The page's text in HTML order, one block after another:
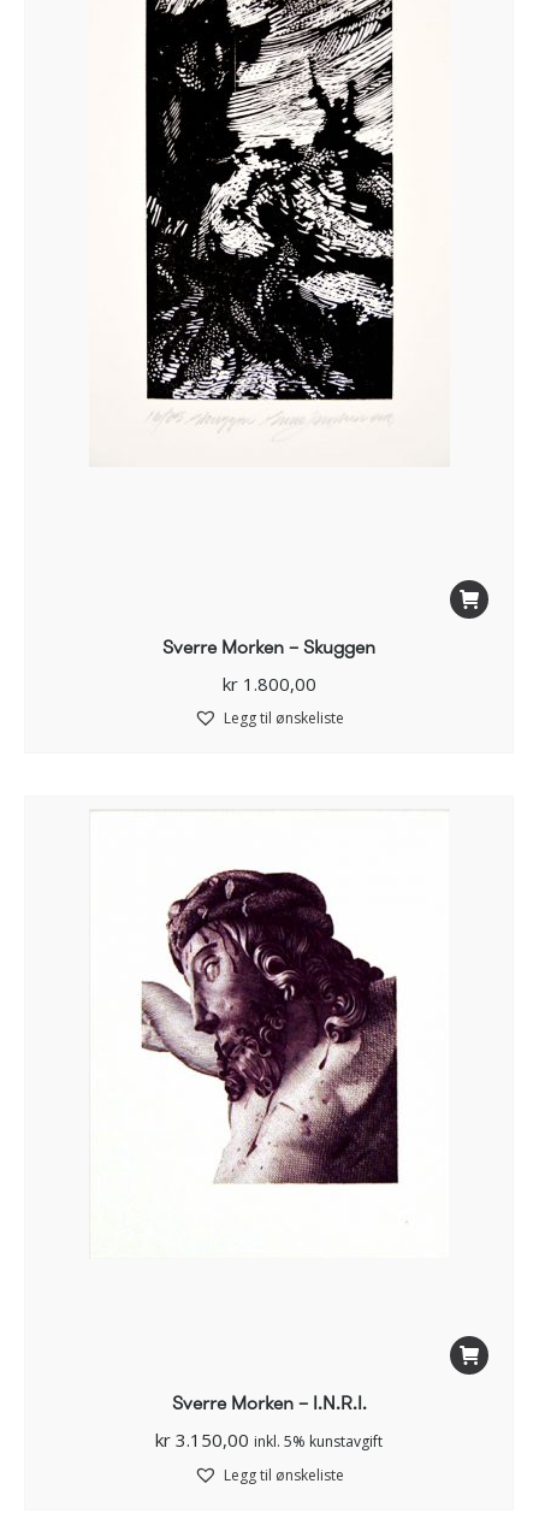
Sverre Morken – Skuggen
kr1.800,00
Legg til ønskeliste
Sverre Morken – I.N.R.I.
kr 3.150,00 inkl. 5% kunstavgift
Legg til ønskeliste